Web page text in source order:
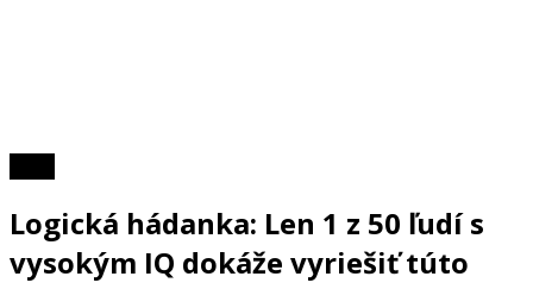
Logická hádanka: Len 1 z 50 ľudí s
vysokým IQ dokáže vyriešiť túto